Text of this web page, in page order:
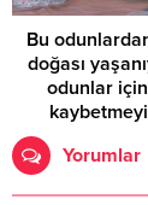
Bu
doğası
odunlar
Yorumlar